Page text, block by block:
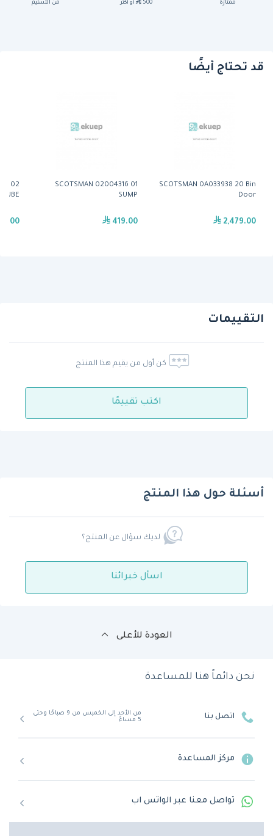
ممتازة
500
أو أكثر
من التسليم
قد تحتاج أيضًا
SCOTSMAN 0A033938 20 Bin
Door
2,479.00
SCOTSMAN 02004316 01
SUMP
419.00
02
التقييمات
كن أول من يقيم هذا المنتج
اكتب تقييمًا
أسئلة حول هذا المنتج
لديك سؤال عن المنتج؟
اسأل خبرائنا
العودة للأعلى
نحن دائماً هنا للمساعدة
اتصل بنا
من الأحد إلى الخميس من 9 صباحًا وحتى
5 مساءً
مركز المساعدة
تواصل معنا عبر الواتس اب